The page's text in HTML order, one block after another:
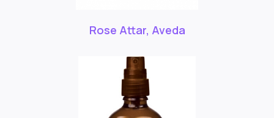
Rose Attar, Aveda